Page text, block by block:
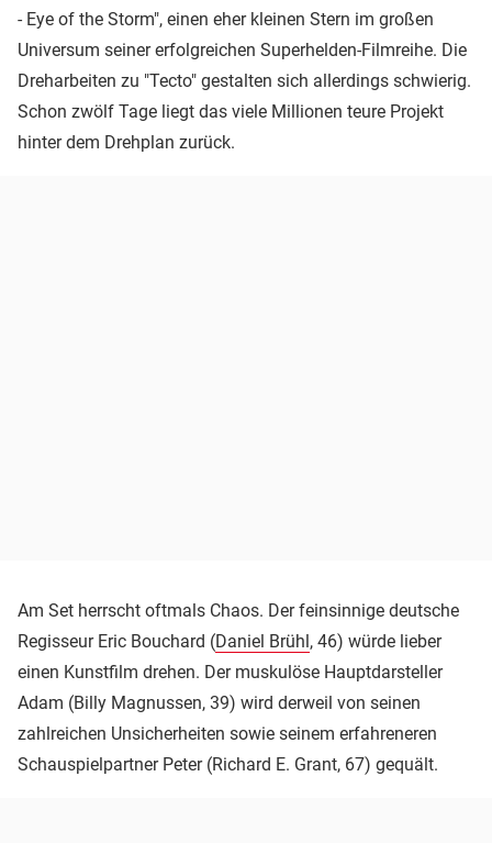
- Eye of the Storm", einen eher kleinen Stern im großen
Universum seiner erfolgreichen Superhelden-Filmreihe. Die
Dreharbeiten zu "Tecto" gestalten sich allerdings schwierig.
Schon zwölf Tage liegt das viele Millionen teure Projekt
hinter dem Drehplan zurück.
Am Set herrscht oftmals Chaos. Der feinsinnige deutsche
Regisseur Eric Bouchard (Daniel Brühl, 46) würde lieber
einen Kunstfilm drehen. Der muskulöse Hauptdarsteller
Adam (Billy Magnussen, 39) wird derweil von seinen
zahlreichen Unsicherheiten sowie seinem erfahreneren
Schauspielpartner Peter (Richard E. Grant, 67) gequält.